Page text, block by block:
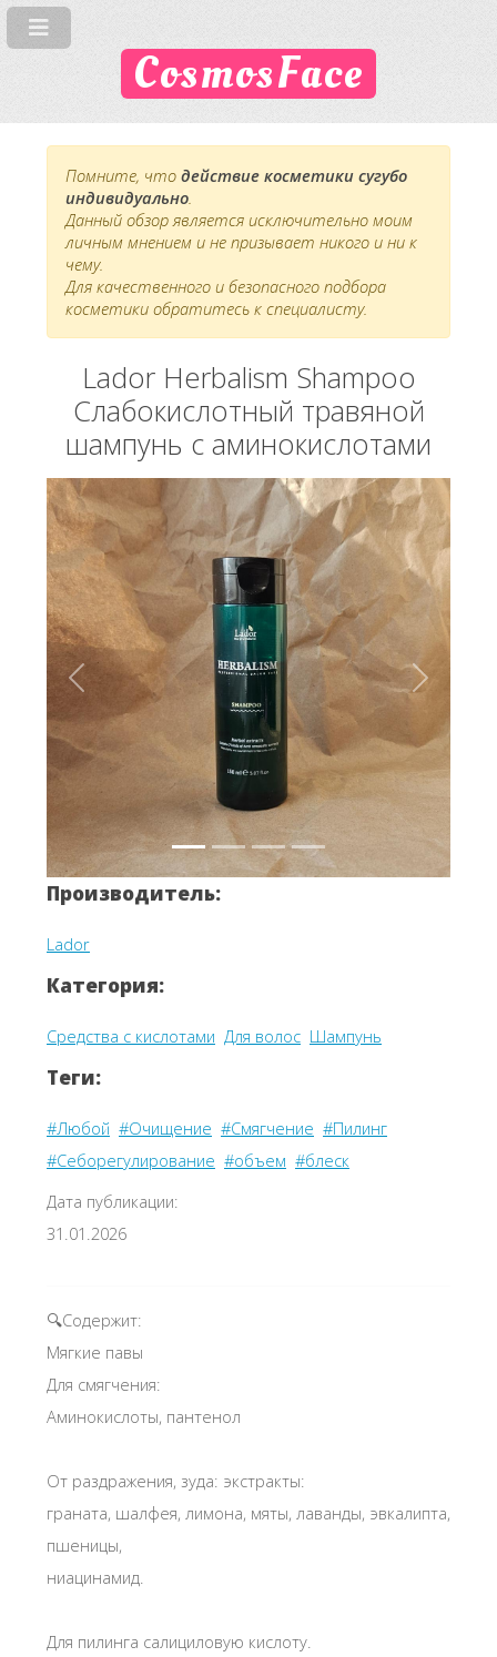
CosmosFace
Помните, что действие косметики сугубо
индивидуально.
Данный обзор является исключительно моим
личным мнением и не призывает никого и ни к
чему.
Для качественного и безопасного подбора
косметики обратитесь к специалисту.
Lador Herbalism Shampoo
Слабокислотный травяной
шампунь с аминокислотами
Вперёд Назад
Производитель:
Lador
Категория:
Средства с кислотами Для волос Шампунь
Теги:
#Любой #Очищение #Смягчение #Пилинг
#Себорегулирование #объем #блеск
Дата публикации:
31.01.2026
🔍Содержит:
Мягкие павы
Для смягчения:
Аминокислоты, пантенол
От раздражения, зуда: экстракты:
граната, шалфея, лимона, мяты, лаванды, эвкалипта,
пшеницы,
ниацинамид.
Для пилинга салициловую кислоту.